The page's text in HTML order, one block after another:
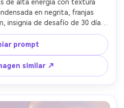
de alta energía con textura
en negrita, franjas
insignia de desafío de 30 días,
inicio y enlace de registro,
marca, fuerte contraste y
nítido, sin marca de agua,
de campo --ar 4:5
prompt
similar ↗